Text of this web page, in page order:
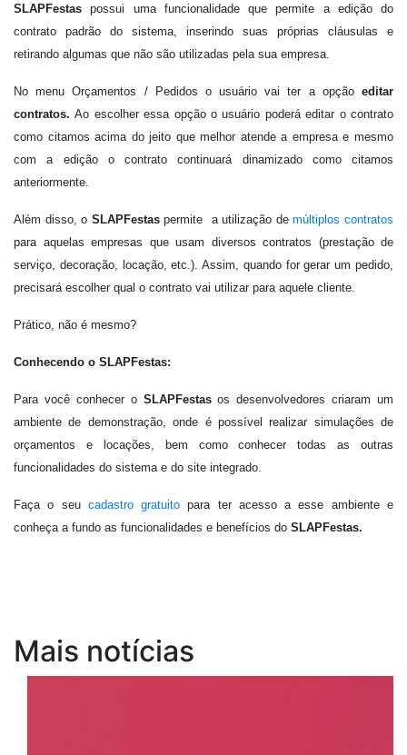
SLAPFestaspossui uma funcionalidade que permite a edição do
contrato padrão do sistema, inserindo suas próprias cláusulas e
retirando algumas que não são utilizadas pela sua empresa.
No menu Orçamentos / Pedidos o usuário vai ter a opção editar
contratos.Ao escolher essa opção o usuário poderá editar o contrato
como citamos acima do jeito que melhor atende a empresa e mesmo
com a edição o contrato continuará dinamizado como citamos
anteriormente.
Além disso, o SLAPFestaspermite a utilização demúltiplos contratos
para aquelas empresas que usam diversos contratos (prestação de
serviço, decoração, locação, etc.). Assim, quando for gerar um pedido,
precisará escolher qual o contrato vai utilizar para aquele cliente.
Prático, não é mesmo?
Conhecendo o SLAPFestas:
Para você conhecer o SLAPFestasos desenvolvedores criaram um
ambiente de demonstração, onde é possível realizar simulações de
orçamentos e locações, bem como conhecer todas as outras
funcionalidades do sistema e do site integrado.
Faça o seucadastro gratuito para ter acesso a esse ambiente e
conheça a fundo as funcionalidades e benefícios do SLAPFestas.
Mais notícias